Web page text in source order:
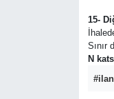
15-
Sınır
N